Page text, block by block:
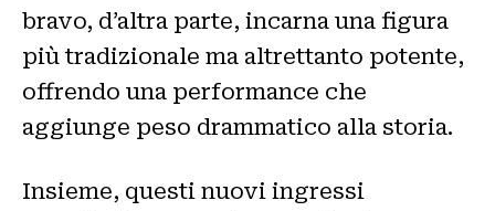
bravo, d’altra parte, incarna una figura
più tradizionale ma altrettanto potente,
offrendo una performance che
aggiunge peso drammatico alla storia.
Insieme, questi nuovi ingressi